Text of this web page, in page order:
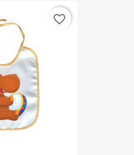
favorite_border